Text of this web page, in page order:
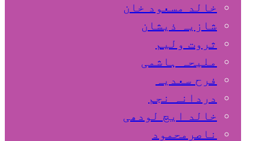
خالد مسعود خان
شازیہ ذیشان
ثروت ولیم
ملیحہ ہاشمی
فرح سعدیہ
دردانہ نجم
خالد ایچ لودھی
ناصرمحمود